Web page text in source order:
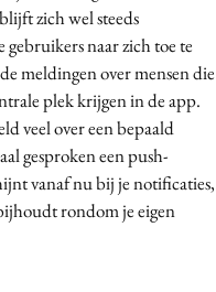
zich wel steeds
naar zich toe te
meldingen over mensen die
plek krijgen in de app.
veel over een bepaald
gesproken een push-
vanaf nu bij je notificaties,
rondom je eigen